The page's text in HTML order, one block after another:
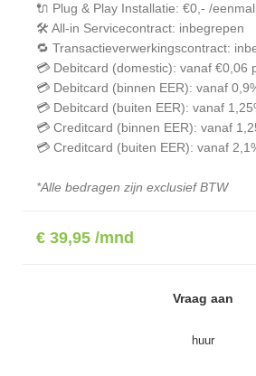
🔌 Plug & Play Installatie: €0,- /
🛠️ All-in Servicecontract: inbegrepen
🔁 Transactieverwerkingscontract:
💳 Debitcard (domestic): vanaf €0,06
💳 Debitcard (binnen EER): vanaf
💳 Debitcard (buiten EER): vanaf
💳 Creditcard (binnen EER): vanaf
💳 Creditcard (buiten EER): vanaf
*Alle bedragen zijn exclusief BTW
€ 39,95 /mnd
Vraag aan
huur